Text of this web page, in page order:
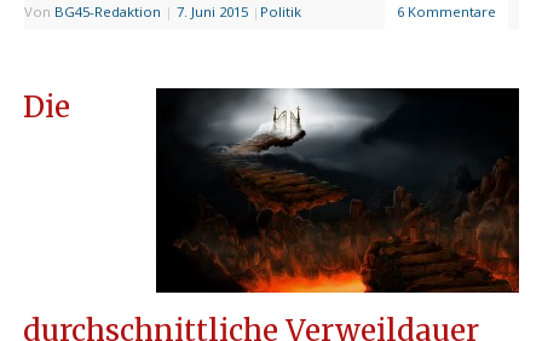
Von BG45-Redaktion | 7. Juni 2015 | Politik 6 Kommentare
Die
durchschnittliche Verweildauer